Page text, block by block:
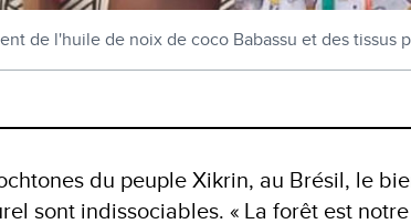
de l'huile de noix de coco Babassu et des
du peuple Xikrin, au Brésil, le
sont indissociables. « La forêt est